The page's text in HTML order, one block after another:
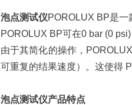
泡点测试仪POROLUX BP是一
POROLUX BP可在0 bar (0
由于其简化的操作，
可重复的结果速度）。这使得
泡点测试仪产品特点